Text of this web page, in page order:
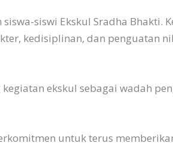
siswi Ekskul Sradha Bhakti.
kedisiplinan, dan penguatan
ekskul sebagai wadah
untuk terus